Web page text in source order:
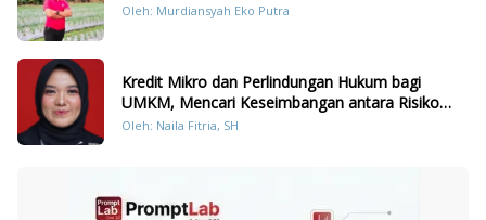
Oleh: Murdiansyah Eko Putra
Kredit Mikro dan Perlindungan Hukum bagi
UMKM, Mencari Keseimbangan antara Risiko
dan Akses
Oleh: Naila Fitria, SH